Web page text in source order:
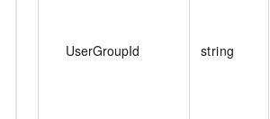
UserGroupId string